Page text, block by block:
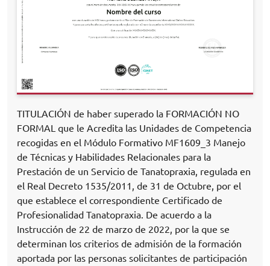
TITULACIÓN de haber superado la FORMACIÓN NO
FORMAL que le Acredita las Unidades de Competencia
recogidas en el Módulo Formativo MF1609_3 Manejo
de Técnicas y Habilidades Relacionales para la
Prestación de un Servicio de Tanatopraxia, regulada en
el Real Decreto 1535/2011, de 31 de Octubre, por el
que establece el correspondiente Certificado de
Profesionalidad Tanatopraxia. De acuerdo a la
Instrucción de 22 de marzo de 2022, por la que se
determinan los criterios de admisión de la formación
aportada por las personas solicitantes de participación